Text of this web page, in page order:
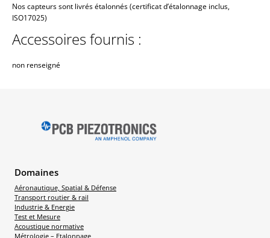
Nos capteurs sont livrés étalonnés (certificat d’étalonnage inclus,
ISO17025)
Accessoires fournis :
non renseigné
Domaines
Aéronautique, Spatial & Défense
Transport routier & rail
Industrie & Energie
Test et Mesure
Acoustique normative